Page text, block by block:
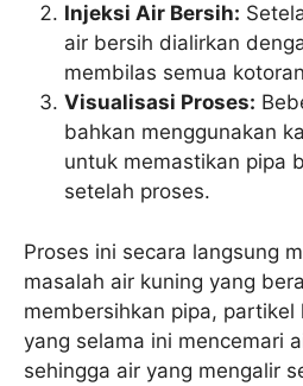
Injeksi Air Bersih:
air bersih dialirkan
membilas semua
Visualisasi Proses:
bahkan menggunakan
untuk memastikan pipa
setelah proses.
Proses ini secara langsung
masalah air kuning yang
membersihkan pipa,
yang selama ini mencemari
sehingga air yang mengalir